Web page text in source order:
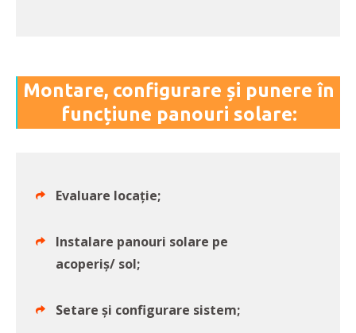
Montare, configurare și punere în
funcțiune panouri solare:
Evaluare locație;
Instalare panouri solare pe
acoperiș/ sol;
Setare și configurare sistem;